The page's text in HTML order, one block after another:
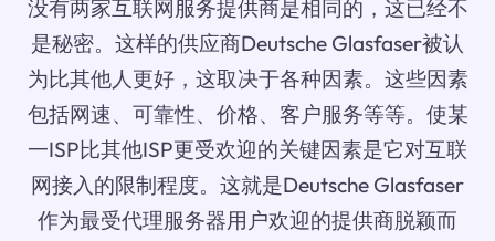
没有两家互联网服务提供商是相同的，这已经不
是秘密。这样的供应商Deutsche Glasfaser被认
为比其他人更好，这取决于各种因素。这些因素
包括网速、可靠性、价格、客户服务等等。使某
一ISP比其他ISP更受欢迎的关键因素是它对互联
网接入的限制程度。这就是Deutsche Glasfaser
作为最受代理服务器用户欢迎的提供商脱颖而